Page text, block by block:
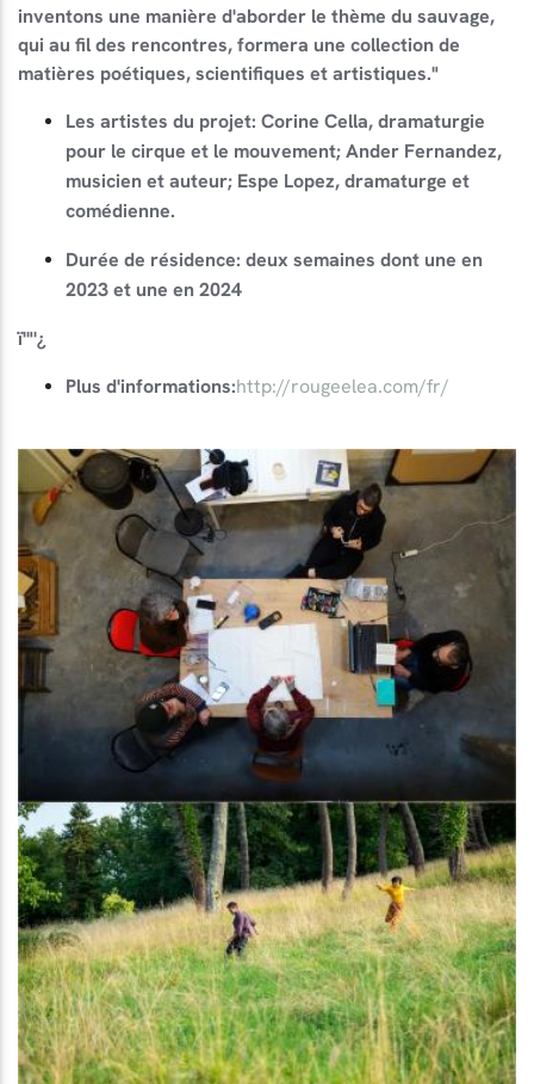
inventons une manière d'aborder le thème du sauvage,
qui au fil des rencontres, formera une collection de
matières poétiques, scientifiques et artistiques."
Les artistes du projet: Corine Cella, dramaturgie
pour le cirque et le mouvement; Ander Fernandez,
musicien et auteur; Espe Lopez, dramaturge et
comédienne.
Durée de résidence: deux semaines dont une en
2023 et une en 2024
ï'"'¿
Plus d'informations:http://rougeelea.com/fr/